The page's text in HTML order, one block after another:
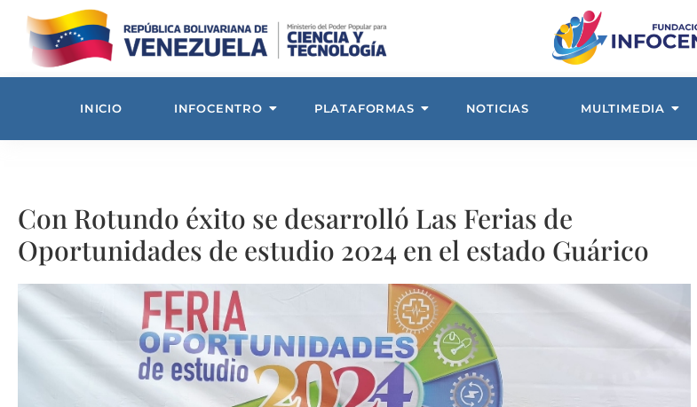
INICIO INFOCENTRO PLATAFORMAS NOTICIAS MULTIMEDIA
Con Rotundo éxito se desarrolló Las Ferias de
Oportunidades de estudio 2024 en el estado Guárico